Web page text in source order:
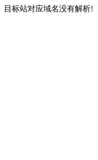
目标站对应域名没有解析!